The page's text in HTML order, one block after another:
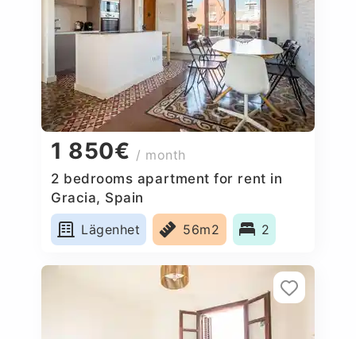
1 850€ / month
2 bedrooms apartment for rent in
Gracia, Spain
Lägenhet
56m2 2